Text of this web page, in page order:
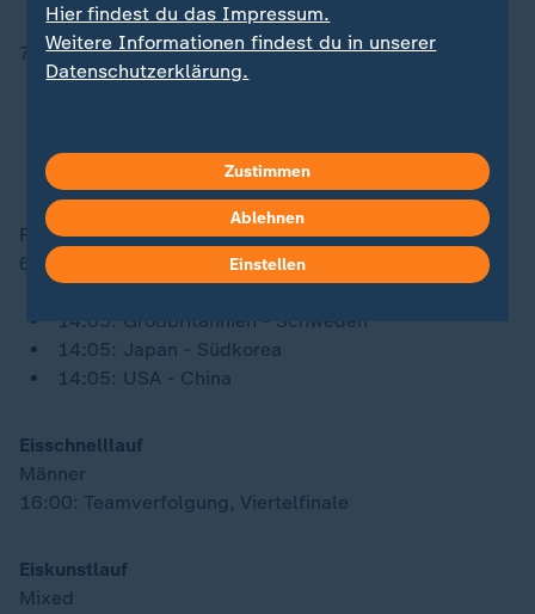
7. Spieltag
19:05: China - Kanada
19:05: Norwegen - USA
Frauen
6. Spieltag
14:05: Großbritannien - Schweden
14:05: Japan - Südkorea
14:05: USA - China
Eisschnelllauf
Männer
16:00: Teamverfolgung, Viertelfinale
Eiskunstlauf
Mixed
Hier findest du das Impressum.
Weitere Informationen findest du in unserer
Datenschutzerklärung.
Zustimmen
Ablehnen
Einstellen